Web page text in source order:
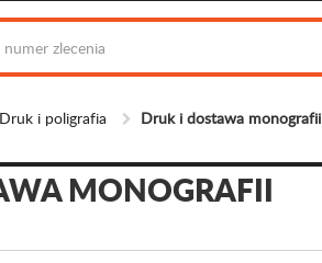
Druk i poligrafia Druk i dostawa monografii
MONOGRAFII